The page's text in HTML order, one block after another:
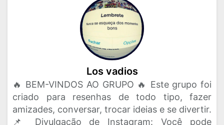
Los vadios
🔥 BEM-VINDOS AO GRUPO 🔥 Este grupo foi
criado para resenhas de todo tipo, fazer
amizades, conversar, trocar ideias e se divertir.
📌 Divulgação de Instagram: Você pode